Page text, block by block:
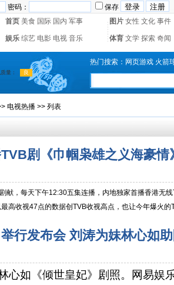
密码：
保存
首页 美食 国际 国内 军事 图片 女性 文化 事件
娱乐 综艺 电影 电视 音乐 体育 文学 探索 奇闻
热门搜索： 网页游戏 火箭
电视热播 >> 列表
剧《巾帼枭雄之义海豪情
献，每天下午12:30五集连播，内地独家首播香港无
高收视47点的数据创TVB收视高点，也让今年爆火的
举行发布会 刘涛为妹林心如
心如《倾世皇妃》剧照。网易娱